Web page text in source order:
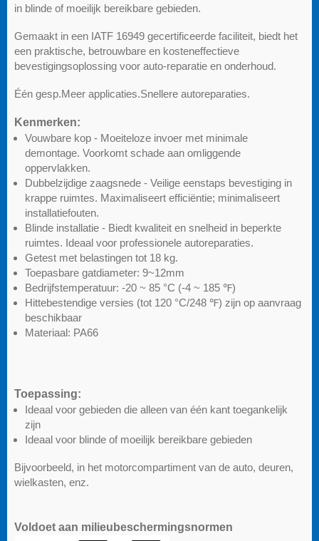
in blinde of moeilijk bereikbare gebieden.
Gemaakt in een IATF 16949 gecertificeerde faciliteit, biedt het
een praktische, betrouwbare en kosteneffectieve
bevestigingsoplossing voor auto-reparatie en onderhoud.
Één gesp.Meer applicaties.Snellere autoreparaties.
Kenmerken:
Vouwbare kop - Moeiteloze invoer met minimale
demontage. Voorkomt schade aan omliggende
oppervlakken.
Dubbelzijdige zaagsnede - Veilige eenstaps bevestiging in
krappe ruimtes. Maximaliseert efficiëntie; minimaliseert
installatiefouten.
Blinde installatie - Biedt kwaliteit en snelheid in beperkte
ruimtes. Ideaal voor professionele autoreparaties.
Getest met belastingen tot 18 kg.
Toepasbare gatdiameter: 9~12mm
Bedrijfstemperatuur: -20 ~ 85 °C (-4 ~ 185 ℉)
Hittebestendige versies (tot 120 °C/248 ℉) zijn op aanvraag
beschikbaar
Materiaal: PA66
Toepassing:
Ideaal voor gebieden die alleen van één kant toegankelijk
zijn
Ideaal voor blinde of moeilijk bereikbare gebieden
Bijvoorbeeld, in het motorcompartiment van de auto, deuren,
wielkasten, enz.
Voldoet aan milieubeschermingsnormen